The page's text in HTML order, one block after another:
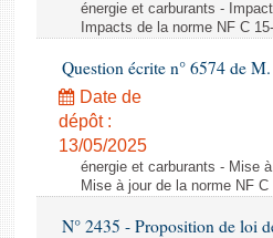
énergie et carburants -
Impacts de la norme NF C
Question écrite n° 6574 de
Date de
dépôt :
13/05/2025
énergie et carburants - Mise
Mise à jour de la norme NF
N° 2435 - Proposition de loi